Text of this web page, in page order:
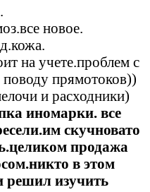
новое.
на учете.проблем с
прямотоков))
и расходники)
иномарки. все
скучновато
продажа
в этом
решил изучить